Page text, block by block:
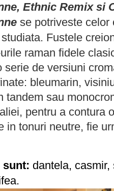
Ethnic Remix si
se potriveste celor
Fustele
raman fidele
serie de versiuni
bleumarin,
tandem sau
pentru a contura
in tonuri neutre, fie
sunt: dantela,